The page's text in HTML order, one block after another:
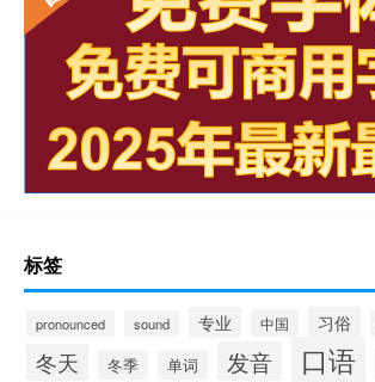
标签
pronounced sound 专业 中国 习俗
冬天 冬季 单词 发音 口语